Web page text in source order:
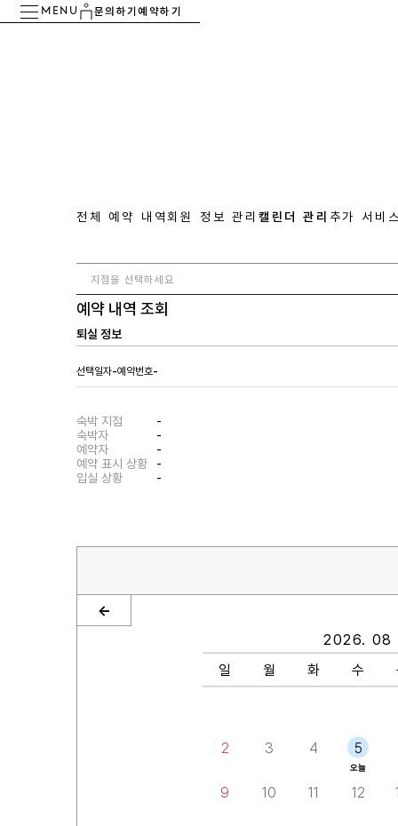
MENU 문의하기예약하기
전체 예약 내역회원 정보 관리 캘린더 관리 추가 서비
예약 내역 조회
퇴실 정보
선택일자-예약번호-
숙박 지점
-
숙박자
-
예약자
-
예약 표시 상황
-
입실 상황
-
2026. 08
일
월 화 수
2 3 4 5
오늘
9 10 11 12
<-